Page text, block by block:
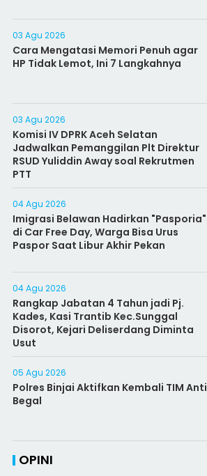
03 Agu 2026
Cara Mengatasi Memori Penuh agar
HP Tidak Lemot, Ini 7 Langkahnya
03 Agu 2026
Komisi IV DPRK Aceh Selatan
Jadwalkan Pemanggilan Plt Direktur
RSUD Yuliddin Away soal Rekrutmen
PTT
04 Agu 2026
Imigrasi Belawan Hadirkan "Pasporia"
di Car Free Day, Warga Bisa Urus
Paspor Saat Libur Akhir Pekan
04 Agu 2026
Rangkap Jabatan 4 Tahun jadi Pj.
Kades, Kasi Trantib Kec.Sunggal
Disorot, Kejari Deliserdang Diminta
Usut
05 Agu 2026
Polres Binjai Aktifkan Kembali TIM Anti
Begal
OPINI